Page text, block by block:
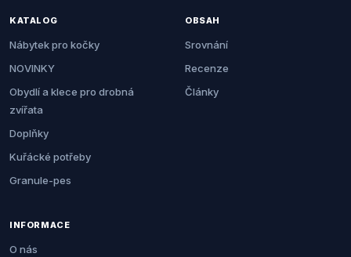
KATALOG
Nábytek pro kočky
NOVINKY
Obydlí a klece pro drobná
zvířata
Doplňky
Kuřácké potřeby
Granule-pes
OBSAH
Srovnání
Recenze
Články
INFORMACE
O nás